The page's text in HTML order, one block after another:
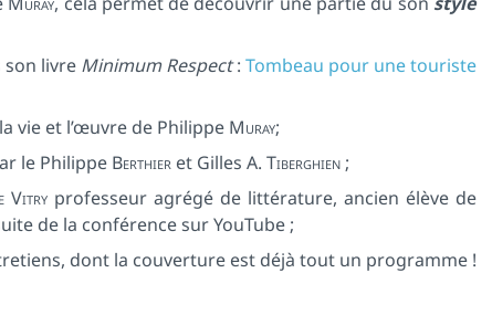
son livre Minimum Respect: Tombeau pour une touriste
vie et l’œuvre de Philippe Muray;
le Philippe Berthier et Gilles A. Tiberghien;
Vitryprofesseur agrégé de littérature, ancien élève de
de la conférence sur YouTube ;
dont la couverture est déjà tout un programme !